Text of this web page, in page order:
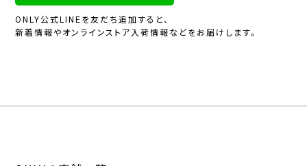
ONLY公式LINEを友だち追加すると、
新着情報やオンラインストア入荷情報などをお届けします。